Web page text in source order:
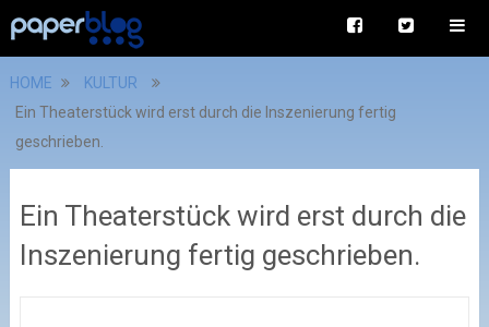
HOME
KULTUR
Ein Theaterstück wird erst durch die Inszenierung fertig
geschrieben.
Ein Theaterstück wird erst durch die
Inszenierung fertig geschrieben.